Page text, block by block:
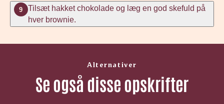
9
Tilsæt hakket chokolade og læg en god skefuld på
hver brownie.
Alternativer
Se også disse opskrifter